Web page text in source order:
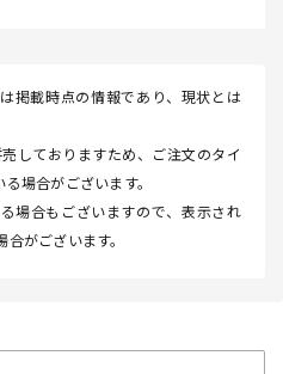
掲載時点の情報であり、現状とは
しておりますため、ご注文のタイ
場合がございます。
場合もございますので、表示され
がございます。